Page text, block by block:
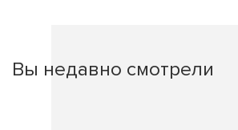
Вы недавно смотрели